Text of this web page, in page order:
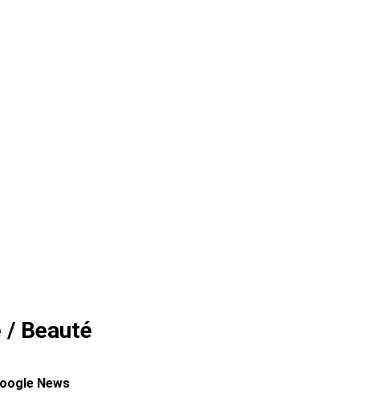
/ Beauté
News